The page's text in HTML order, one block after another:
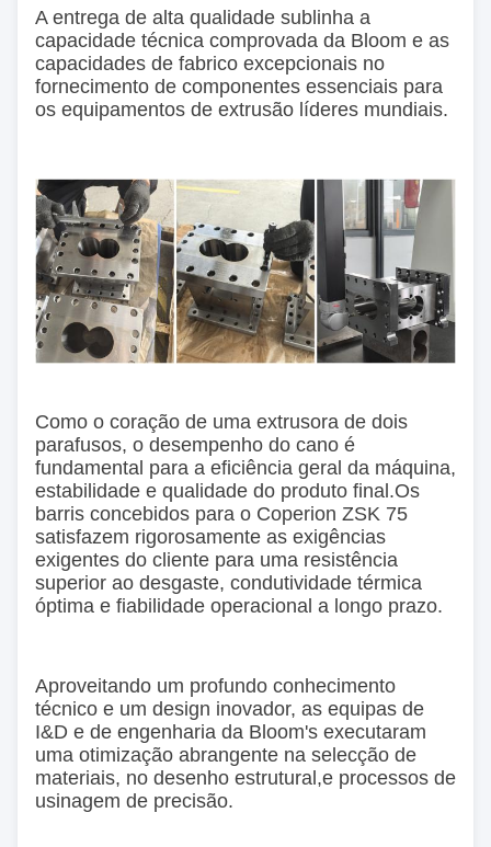
A entrega de alta qualidade sublinha a
capacidade técnica comprovada da Bloom e as
capacidades de fabrico excepcionais no
fornecimento de componentes essenciais para
os equipamentos de extrusão líderes mundiais.
Como o coração de uma extrusora de dois
parafusos, o desempenho do cano é
fundamental para a eficiência geral da máquina,
estabilidade e qualidade do produto final.Os
barris concebidos para o Coperion ZSK 75
satisfazem rigorosamente as exigências
exigentes do cliente para uma resistência
superior ao desgaste, condutividade térmica
óptima e fiabilidade operacional a longo prazo.
Aproveitando um profundo conhecimento
técnico e um design inovador, as equipas de
I&D e de engenharia da Bloom's executaram
uma otimização abrangente na selecção de
materiais, no desenho estrutural,e processos de
usinagem de precisão.